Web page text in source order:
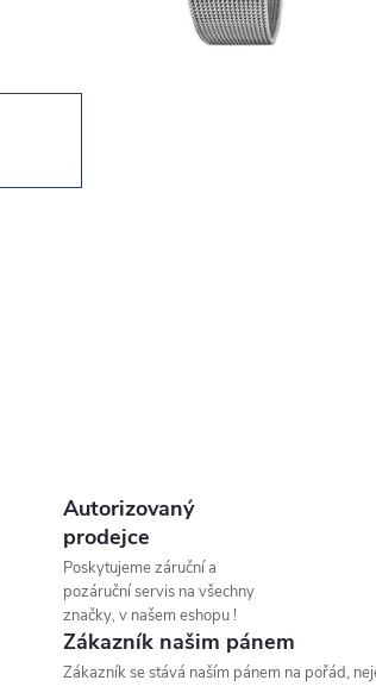
Autorizovaný
prodejce
Poskytujeme záruční a
pozáruční servis na všechny
značky, v našem eshopu !
Zákazník našim pánem
Zákazník se stává naším pánem na pořád,